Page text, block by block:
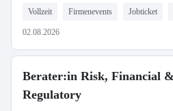
Vollzeit Firmenevents Jobticket
02.08.2026
Berater:in Risk, Financial &
Regulatory